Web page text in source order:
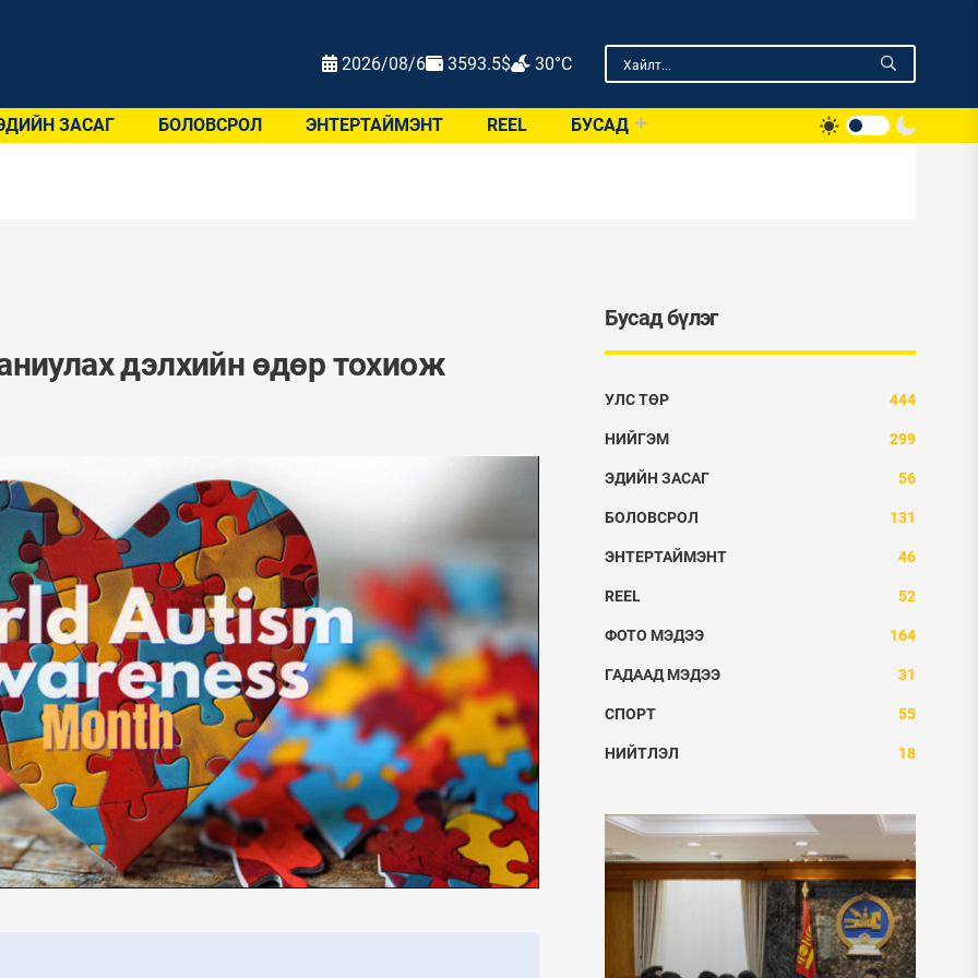
2026/08/6 3593.5$ 30°C
ЗАСАГ БОЛОВСРОЛ ЭНТЕРТАЙМЭНТ REEL БУСАД
дэлхийн өдөр тохиож
Бусад бүлэг
УЛС ТӨР 444
НИЙГЭМ 299
ЭДИЙН ЗАСАГ 56
БОЛОВСРОЛ 131
ЭНТЕРТАЙМЭНТ 46
REEL 52
ФОТО МЭДЭЭ 164
ГАДААД МЭДЭЭ 31
СПОРТ 55
НИЙТЛЭЛ 18